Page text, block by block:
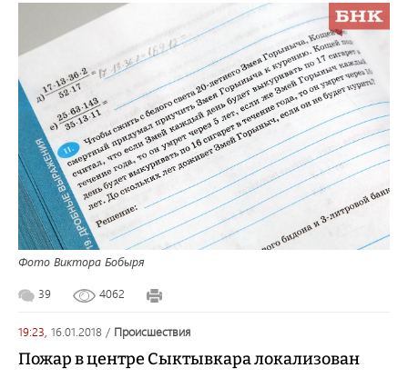
Фото Виктора Бобыря
39 4062
19:23, 16.01.2018 / происшествия
Пожар в центре Сыктывкара локализован